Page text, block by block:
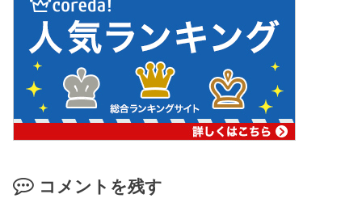
コメントを残す